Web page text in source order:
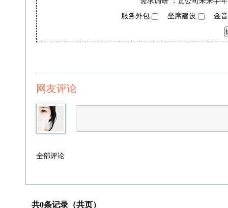
服务外包:
坐席建设: 金音
网友评论
全部评论
共0条记录（共页）